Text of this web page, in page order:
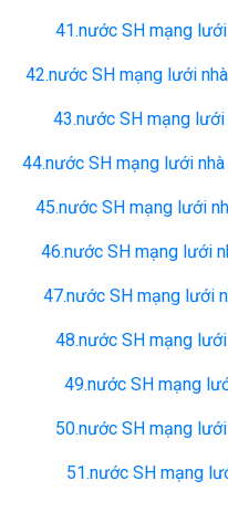
41.nước SH mạng
42.nước SH mạng lưới
43.nước SH mạng
44.nước SH mạng lưới
45.nước SH mạng lưới
46.nước SH mạng lưới
47.nước SH mạng lưới
48.nước SH mạng
49.nước SH mạng
50.nước SH mạng
51.nước SH mạng